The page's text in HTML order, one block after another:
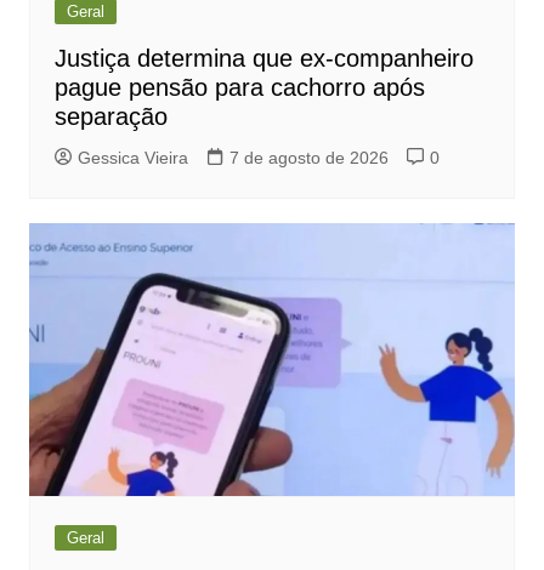
Geral
Justiça determina que ex-companheiro
pague pensão para cachorro após
separação
Gessica Vieira 7 de agosto de 2026 0
Geral